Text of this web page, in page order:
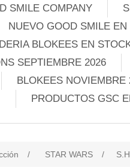
SMILE COMPANY
NUEVO GOOD SMILE EN
BLOKEES EN
SEPTIEMBRE 2026
BLOKEES NOVIEMBRE
PRODUCTOS GSC
/ STAR WARS /